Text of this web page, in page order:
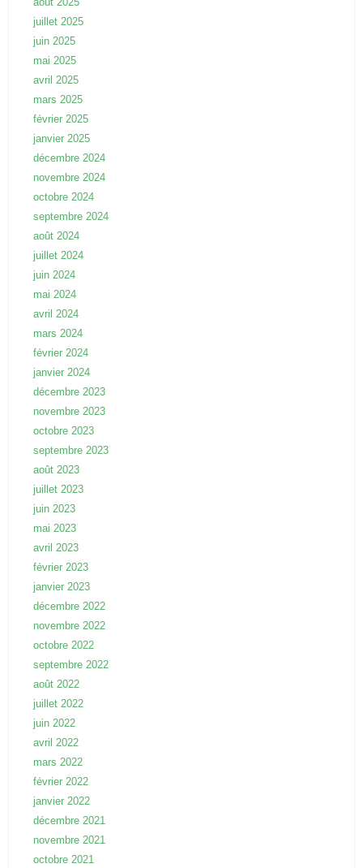
juillet 2025
juin 2025
mai 2025
avril 2025
mars 2025
février 2025
janvier 2025
décembre 2024
novembre 2024
octobre 2024
septembre 2024
août 2024
juillet 2024
juin 2024
mai 2024
avril 2024
mars 2024
février 2024
janvier 2024
décembre 2023
novembre 2023
octobre 2023
septembre 2023
août 2023
juillet 2023
juin 2023
mai 2023
avril 2023
février 2023
janvier 2023
décembre 2022
novembre 2022
octobre 2022
septembre 2022
août 2022
juillet 2022
juin 2022
avril 2022
mars 2022
février 2022
janvier 2022
décembre 2021
novembre 2021
octobre 2021